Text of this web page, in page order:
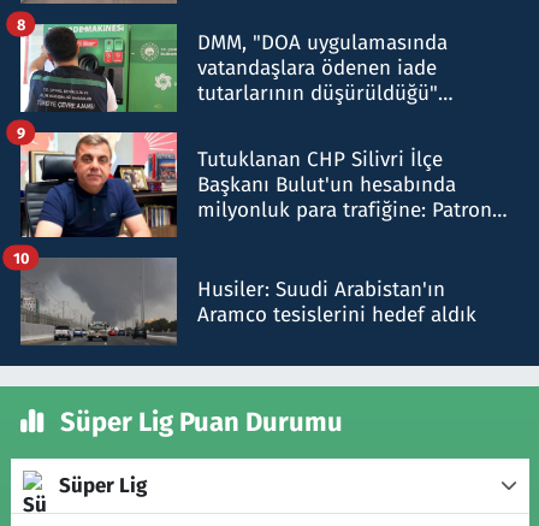
DMM, "DOA uygulamasında
vatandaşlara ödenen iade
tutarlarının düşürüldüğü"
8
Tutuklanan CHP Silivri İlçe
Başkanı Bulut'un hesabında
milyonluk para trafiğine: Patron
9
Husiler: Suudi Arabistan'ın
Aramco tesislerini hedef aldık
10
Süper Lig Puan Durumu
Süper Lig